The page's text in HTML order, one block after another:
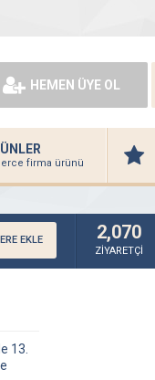
HEMEN ÜYE OL
firma ürünü
EKLE 2,070
ZİYARETÇİ
13.